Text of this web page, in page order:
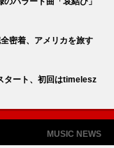
密着、アメリカを旅す
タート、初回はtimelesz
MUSIC NEWS